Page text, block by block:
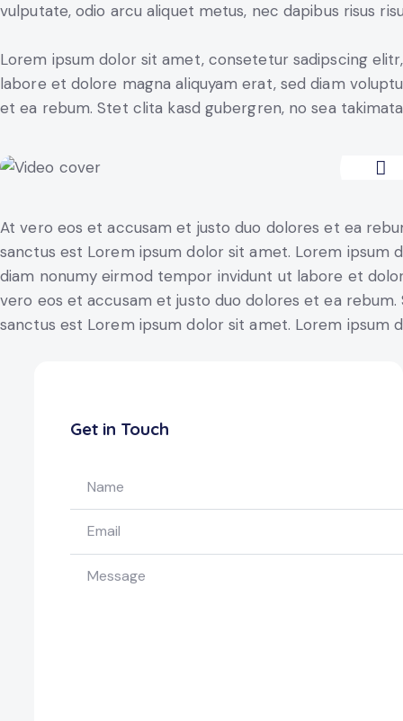
vulputate, odio arcu aliquet metus, nec dapibus risus
Lorem ipsum dolor sit amet, consetetur sadipscing
labore et dolore magna aliquyam erat, sed diam
et ea rebum. Stet clita kasd gubergren, no sea
At vero eos et accusam et justo duo dolores et ea
sanctus est Lorem ipsum dolor sit amet. Lorem ipsum
diam nonumy eirmod tempor invidunt ut labore et
vero eos et accusam et justo duo dolores et ea
sanctus est Lorem ipsum dolor sit amet. Lorem ipsum
Get in Touch